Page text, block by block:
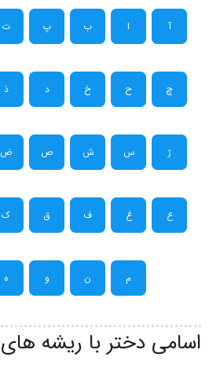
آ ا ب پ ت
چ ح خ د ذ
ژ س ش ص ض
ع غ ف ق ک
م ن و ه
اسامی دختر با ریشه های